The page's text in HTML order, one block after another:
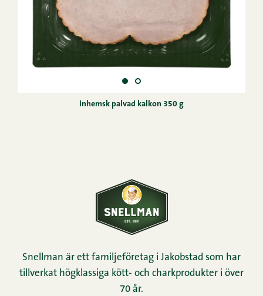
Inhemsk palvad kalkon 350 g
Snellman är ett familjeföretag i Jakobstad som har
tillverkat högklassiga kött- och charkprodukter i över
70 år.